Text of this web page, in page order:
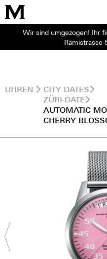
Wir sind umgezogen! Ihr
Rämistrasse
UHREN
CITY DATES
ZÜRI-DATE
AUTOMATIC
CHERRY